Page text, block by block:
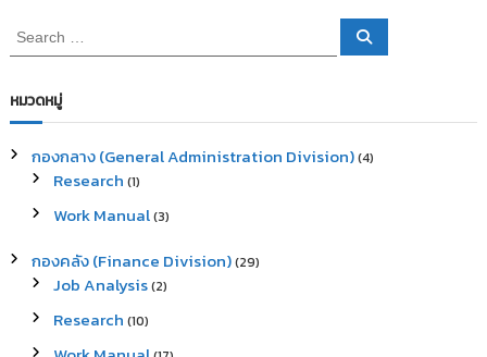
e
r
c
f
S
หมวดหมู่
กองกลาง (General Administration Division)(4)
Research (1)
Work Manual(3)
กองคลัง (Finance Division)(29)
Job Analysis(2)
Research (10)